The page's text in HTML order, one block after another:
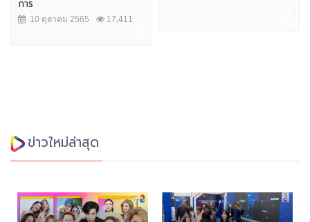
การ
10 ตุลาคม 2565 17,411
ข่าวใหม่ล่าสุด